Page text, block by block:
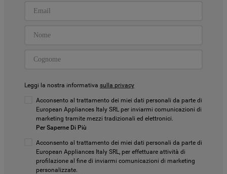
Leggi la nostra informativa sulla privacy
Acconsento al trattamento dei miei dati personali da parte di
European Appliances Italy SRL per inviarmi comunicazioni di
marketing tramite mezzi tradizionali ed elettronici.
Per Saperne Di Più
Acconsento al trattamento dei miei dati personali da parte di
European Appliances Italy SRL, per effettuare attività di
profilazione al fine di inviarmi comunicazioni di marketing
personalizzate.